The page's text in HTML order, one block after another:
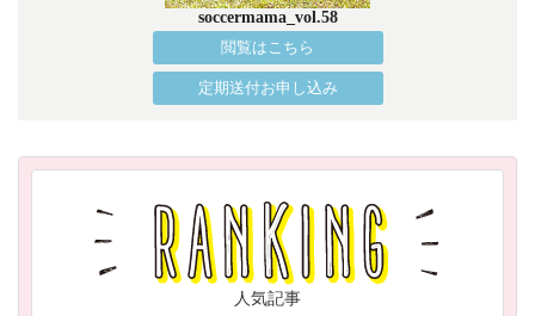
soccermama_vol.58
閲覧はこちら
定期送付お申し込み
人気記事